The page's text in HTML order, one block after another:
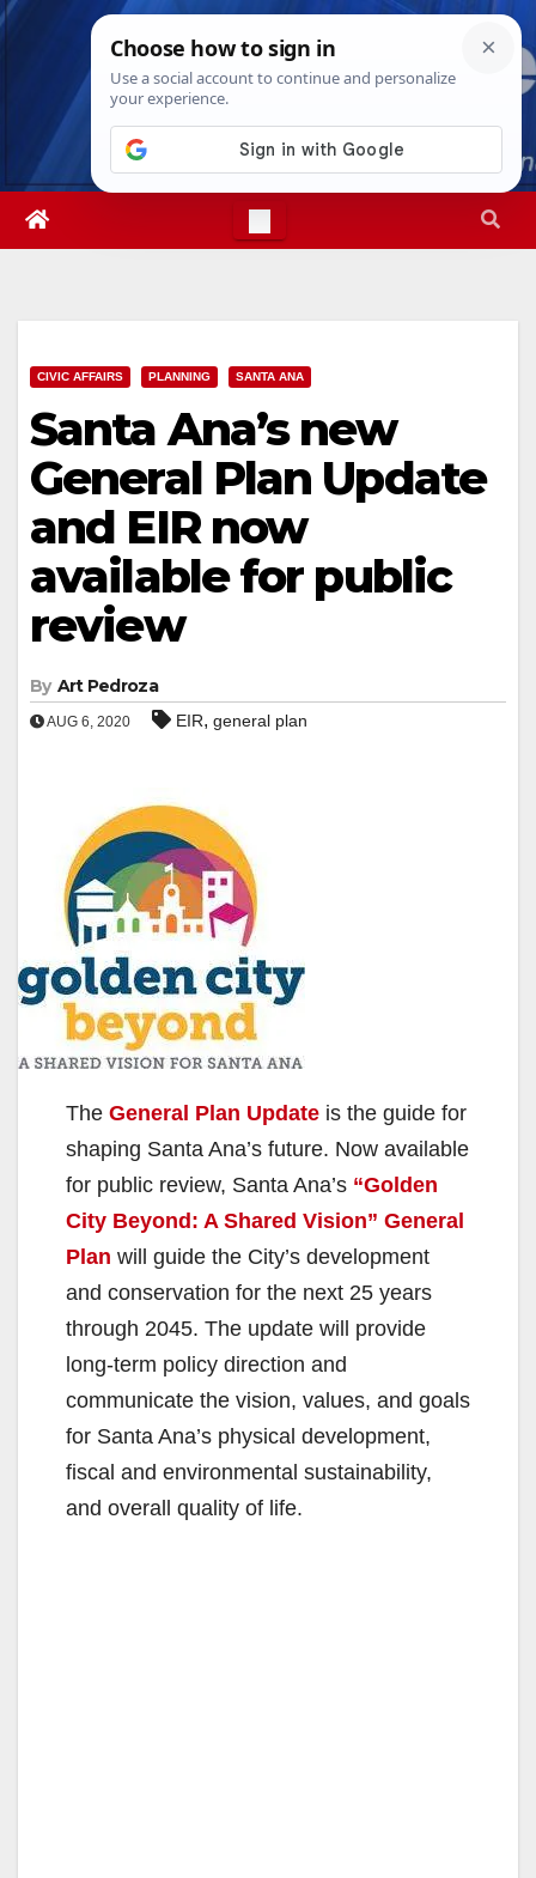
Skip
Sat. Aug 8th, 20261:37:12 PM
CIVIC AFFAIRS PLANNING SANTA ANA
Santa Ana’s new
General Plan Update
and EIR now
available for public
review
By Art Pedroza
AUG 6, 2020 EIR, general plan
The General Plan Update is the guide for
shaping Santa Ana’s future. Now available
for public review, Santa Ana’s “Golden
City Beyond: A Shared Vision” General
Plan will guide the City’s development
and conservation for the next 25 years
through 2045. The update will provide
long-term policy direction and
communicate the vision, values, and goals
for Santa Ana’s physical development,
fiscal and environmental sustainability,
and overall quality of life.